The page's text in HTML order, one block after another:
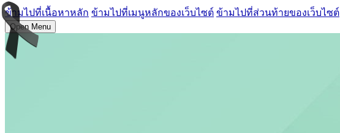
ข้ามไปที่เนื้อหาหลัก ข้ามไปที่เมนูหลักของเว็บไซต์ ข้ามไปที่ส่วนท้ายของเว็บไซต์
Open Menu